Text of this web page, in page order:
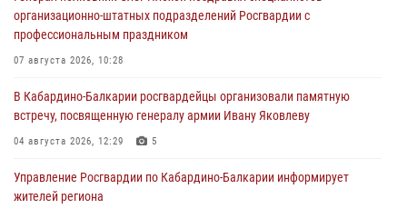
организационно-штатных подразделений Росгвардии с
профессиональным праздником
07 августа 2026, 10:28
В Кабардино-Балкарии росгвардейцы организовали памятную
встречу, посвященную генералу армии Ивану Яковлеву
04 августа 2026, 12:29 5
Управление Росгвардии по Кабардино-Балкарии информирует
жителей региона